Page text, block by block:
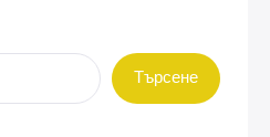
Търсене